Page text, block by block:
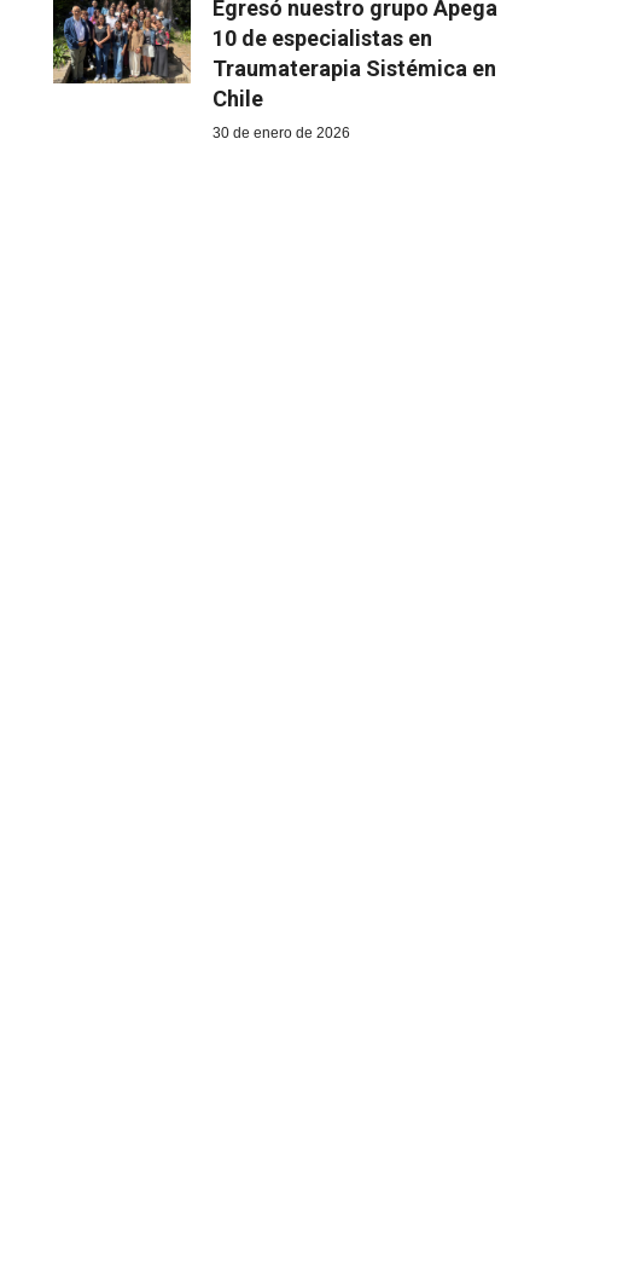
Egresó nuestro grupo Apega
10 de especialistas en
Traumaterapia Sistémica en
Chile
30 de enero de 2026